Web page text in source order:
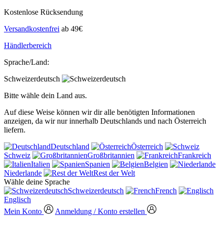
Kostenlose Rücksendung
Versandkostenfrei ab 49€
Händlerbereich
Sprache/Land:
Schweizerdeutsch
Bitte wähle dein Land aus.
Auf diese Weise können wir dir alle benötigten Informationen
anzeigen, da wir nur innerhalb Deutschlands und nach Österreich
liefern.
Deutschland
Österreich
Schweiz
Großbritannien
Frankreich
Italien
Spanien
Belgien
Niederlande
Rest der Welt
Wähle deine Sprache
Schweizerdeutsch
French
Englisch
Mein Konto
Anmeldung / Konto erstellen